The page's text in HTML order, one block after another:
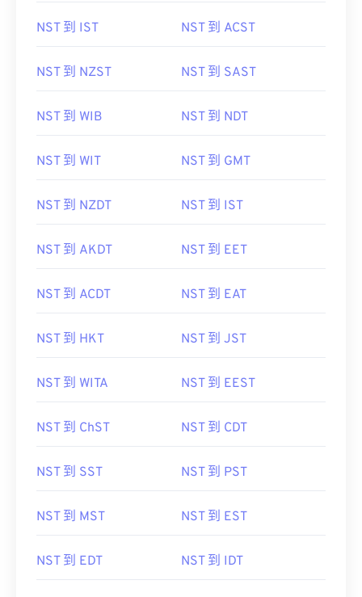
NST 到 IST NST 到 ACST
NST 到 NZST NST 到 SAST
NST 到 WIB NST 到 NDT
NST 到 WIT NST 到 GMT
NST 到 NZDT NST 到 IST
NST 到 AKDT NST 到 EET
NST 到 ACDT NST 到 EAT
NST 到 HKT NST 到 JST
NST 到 WITA NST 到 EEST
NST 到 ChST NST 到 CDT
NST 到 SST NST 到 PST
NST 到 MST NST 到 EST
NST 到 EDT NST 到 IDT